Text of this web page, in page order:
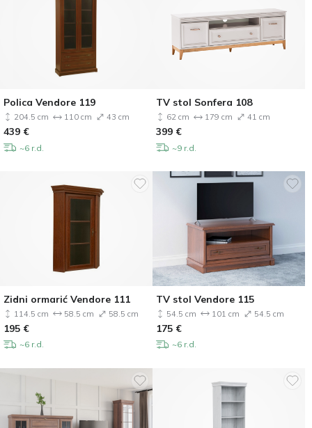
Polica Vendore 119
204.5 cm 110 cm 43 cm
439 €
~6 r.d.
TV stol Sonfera 108
62 cm 179 cm 41 cm
399 €
~9 r.d.
Zidni ormarić Vendore 111
114.5 cm 58.5 cm 58.5 cm
195 €
~6 r.d.
TV stol Vendore 115
54.5 cm 101 cm 54.5 cm
175 €
~6 r.d.